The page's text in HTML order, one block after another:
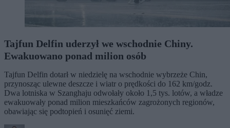
Tajfun Delfin uderzył we wschodnie Chiny.
Ewakuowano ponad milion osób
Tajfun Delfin dotarł w niedzielę na wschodnie wybrzeże Chin,
przynosząc ulewne deszcze i wiatr o prędkości do 162 km/godz.
Dwa lotniska w Szanghaju odwołały około 1,5 tys. lotów, a władze
ewakuowały ponad milion mieszkańców zagrożonych regionów,
obawiając się podtopień i osunięć ziemi.